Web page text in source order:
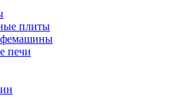
плиты
печи